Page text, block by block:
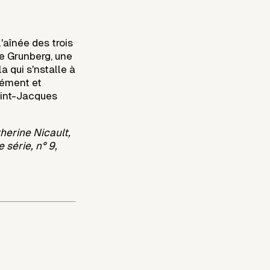
des trois
Grunberg, une
qui s'nstalle à
et
Jacques
Nicault,
série, n° 9,